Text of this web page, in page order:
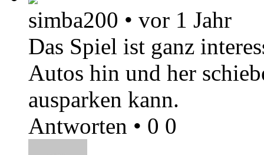
simba200 • vor 1 Jahr
Das Spiel ist ganz
Autos hin und her
ausparken kann.
Antworten • 0 0